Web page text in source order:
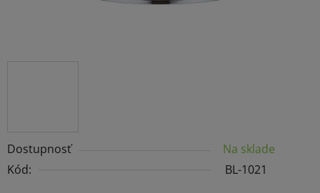
Dostupnosť
Na sklade
Kód:
BL-1021